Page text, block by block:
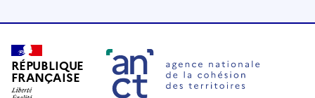
RÉPUBLIQUE
FRANÇAISE